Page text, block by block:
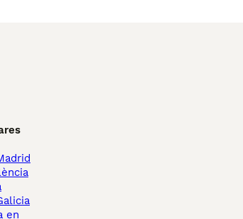
en